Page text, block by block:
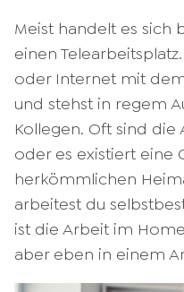
Meist handelt es
einen
oder Internet mit
und stehst in regem
Kollegen. Oft sind
oder es existiert eine
herkömmlichen
arbeitest du
ist die Arbeit im
aber eben in einem